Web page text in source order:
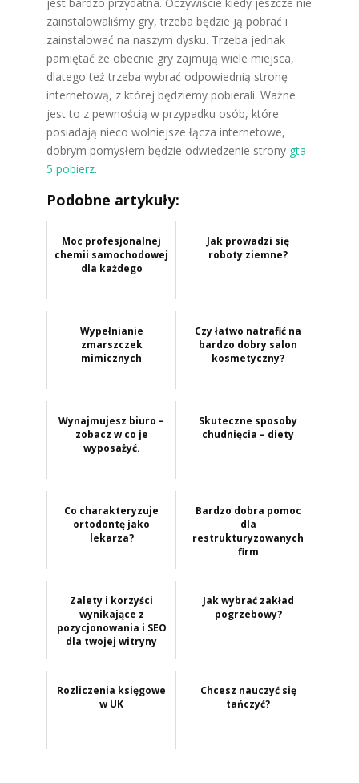
zainstalowaliśmy gry, trzeba będzie ją pobrać i
zainstalować na naszym dysku. Trzeba jednak
pamiętać że obecnie gry zajmują wiele miejsca,
dlatego też trzeba wybrać odpowiednią stronę
internetową, z której będziemy pobierali. Ważne
jest to z pewnością w przypadku osób, które
posiadają nieco wolniejsze łącza internetowe,
dobrym pomysłem będzie odwiedzenie strony gta
5 pobierz.
Podobne artykuły:
Moc profesjonalnej
chemii samochodowej
dla każdego
Jak prowadzi się
roboty ziemne?
Wypełnianie
zmarszczek
mimicznych
Czy łatwo natrafić na
bardzo dobry salon
kosmetyczny?
Wynajmujesz biuro –
zobacz w co je
wyposażyć.
Skuteczne sposoby
chudnięcia – diety
Co charakteryzuje
ortodontę jako
lekarza?
Bardzo dobra pomoc
dla
restrukturyzowanych
firm
Zalety i korzyści
wynikające z
pozycjonowania i SEO
dla twojej witryny
Jak wybrać zakład
pogrzebowy?
Rozliczenia księgowe
w UK
Chcesz nauczyć się
tańczyć?